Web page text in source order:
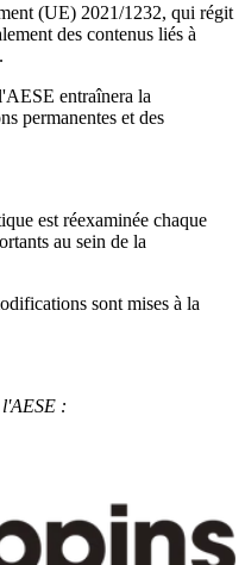
(UE) 2021/1232, qui régit
des contenus liés à
entraînera la
permanentes et des
est réexaminée chaque
au sein de la
sont mises à la
: